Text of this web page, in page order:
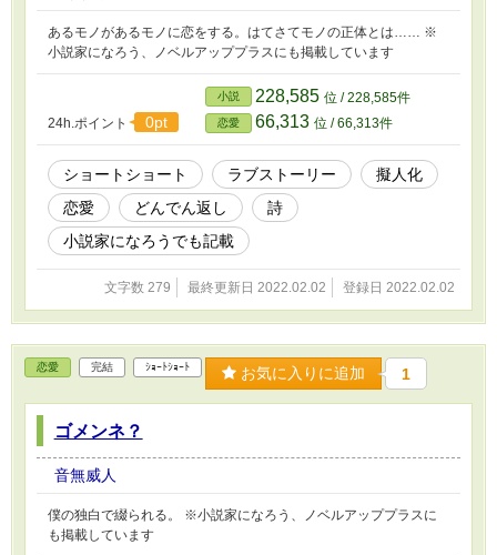
あるモノがあるモノに恋をする。はてさてモノの正体とは…… ※
小説家になろう、ノベルアッププラスにも掲載しています
24h.ポイント 0pt
小説 228,585 位 / 228,585件
恋愛 66,313 位 / 66,313件
ショートショート ラブストーリー
擬人化
恋愛
どんでん返し
詩
小説家になろうでも記載
文字数 279 最終更新日 2022.02.02 登録日 2022.02.02
恋愛 完結 ｼｮｰﾄｼｮｰﾄ お気に入りに追加 1
ゴメンネ？
音無威人
僕の独白で綴られる。 ※小説家になろう、ノベルアッププラスに
も掲載しています